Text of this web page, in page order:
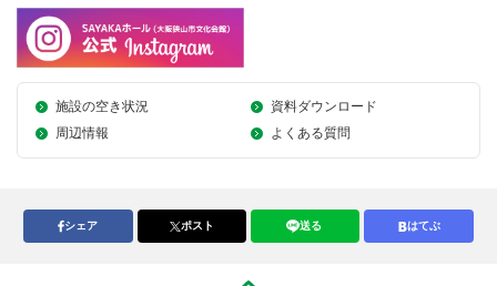
施設の空き状況
資料ダウンロード
周辺情報
よくある質問
シェア ポスト 送る はてぶ